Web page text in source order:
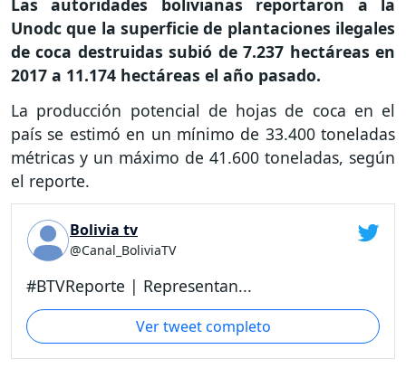
Las autoridades bolivianas reportaron a la
Unodc que la superficie de plantaciones ilegales
de coca destruidas subió de 7.237 hectáreas en
2017 a 11.174 hectáreas el año pasado.
La producción potencial de hojas de coca en el
país se estimó en un mínimo de 33.400 toneladas
métricas y un máximo de 41.600 toneladas, según
el reporte.
Bolivia tv
@Canal_BoliviaTV
#BTVReporte | Representan...
Ver tweet completo